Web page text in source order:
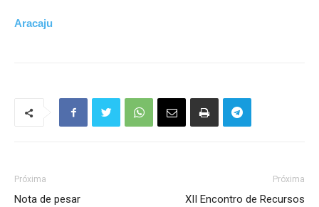
Aracaju
Próxima
Nota de pesar
Próxima
XII Encontro de Recursos